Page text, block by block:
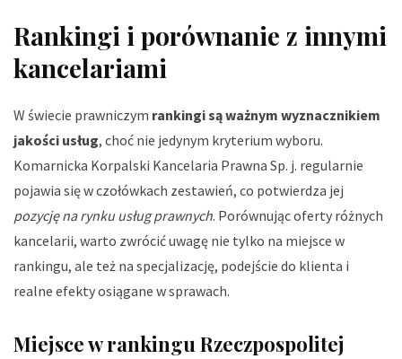
Rankingi i porównanie z innymi
kancelariami
W świecie prawniczym rankingi są ważnym wyznacznikiem
jakości usług, choć nie jedynym kryterium wyboru.
Komarnicka Korpalski Kancelaria Prawna Sp. j. regularnie
pojawia się w czołówkach zestawień, co potwierdza jej
pozycję na rynku usług prawnych. Porównując oferty różnych
kancelarii, warto zwrócić uwagę nie tylko na miejsce w
rankingu, ale też na specjalizację, podejście do klienta i
realne efekty osiągane w sprawach.
Miejsce w rankingu Rzeczpospolitej